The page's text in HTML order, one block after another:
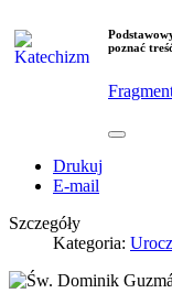
poznać
Drukuj
E-mail
Szczegóły
Kategoria: